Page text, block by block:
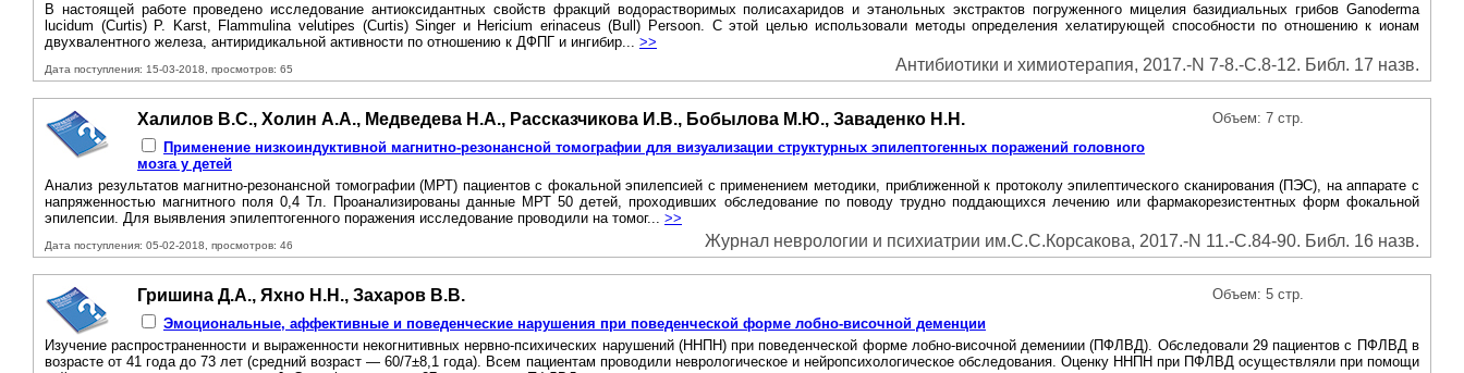
В настоящей работе проведено исследование антиоксидантных свойств фракций водорастворимых полисахаридов и этанольных экстрактов погруженного мицелия базидиальных грибов Ganoderma
lucidum (Curtis) P. Karst, Flammulina velutipes (Curtis) Singer и Hericium erinaceus (Bull) Persoon. С этой целью использовали методы определения хелатирующей способности по отношению к ионам
двухвалентного железа, антиридикальной активности по отношению к ДФПГ и ингибир... >>
Дата поступления: 15-03-2018, просмотров: 65 Антибиотики и химиотерапия, 2017.-N 7-8.-С.8-12. Библ. 17 назв.
Халилов В.С., Холин А.А., Медведева Н.А., Рассказчикова И.В., Бобылова М.Ю., Заваденко Н.Н.
Применение низкоиндуктивной магнитно-резонансной томографии для визуализации структурных эпилептогенных поражений головного
мозга у детей
Объем: 7 стр.
Анализ результатов магнитно-резонансной томографии (МРТ) пациентов с фокальной эпилепсией с применением методики, приближенной к протоколу эпилептического сканирования (ПЭС), на аппарате с
напряженностью магнитного поля 0,4 Тл. Проанализированы данные МРТ 50 детей, проходивших обследование по поводу трудно поддающихся лечению или фармакорезистентных форм фокальной
эпилепсии. Для выявления эпилептогенного поражения исследование проводили на томог... >>
Дата поступления: 05-02-2018, просмотров: 46 Журнал неврологии и психиатрии им.С.С.Корсакова, 2017.-N 11.-С.84-90. Библ. 16 назв.
Гришина Д.А., Яхно Н.Н., Захаров В.В.
Эмоциональные, аффективные и поведенческие нарушения при поведенческой форме лобно-височной деменции
Объем: 5 стр.
Изучение распространенности и выраженности некогнитивных нервно-психических нарушений (ННПН) при поведенческой форме лобно-височной демениии (ПФЛВД). Обследовали 29 пациентов с ПФЛВД в
возрасте от 41 года до 73 лет (средний возраст — 60/7±8,1 года). Всем пациентам проводили неврологическое и нейропсихологическое обследования. Оценку ННПН при ПФЛВД осуществляли при помощи